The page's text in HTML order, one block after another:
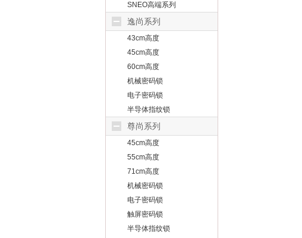
SNEO高端系列
逸尚系列
43cm高度
45cm高度
60cm高度
机械密码锁
电子密码锁
半导体指纹锁
尊尚系列
45cm高度
55cm高度
71cm高度
机械密码锁
电子密码锁
触屏密码锁
半导体指纹锁